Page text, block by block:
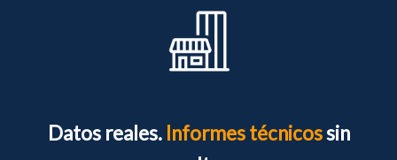
Datos reales. Informes técnicossin